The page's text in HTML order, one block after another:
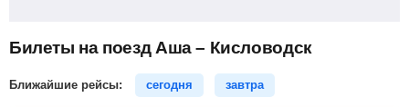
Билеты на поезд Аша – Кисловодск
Ближайшие рейсы: сегодня завтра